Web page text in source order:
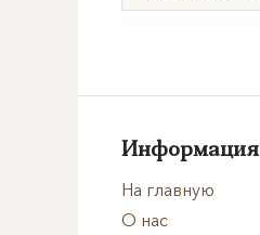
Информация
На главную
О нас